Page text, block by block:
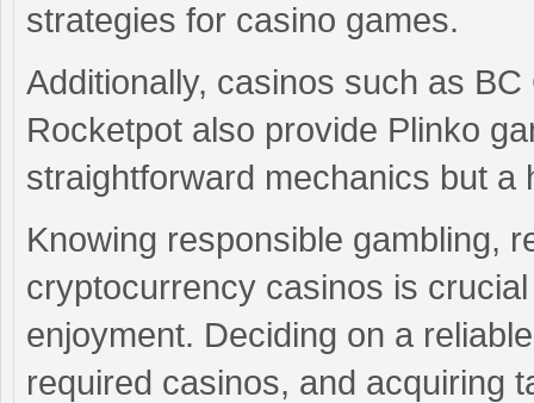
strategies for casino games.
Additionally, casinos such as
Rocketpot also provide Plinko
straightforward mechanics but
Knowing responsible gambling,
cryptocurrency casinos is
enjoyment. Deciding on a
required casinos, and acquiring